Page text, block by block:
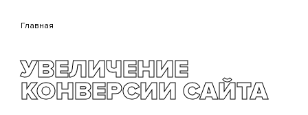
Главная
УВЕЛИЧЕНИЕ
КОНВЕРСИИ САЙТА